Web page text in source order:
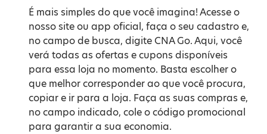
É mais simples do que você imagina! Acesse o
nosso site ou app oficial, faça o seu cadastro e,
no campo de busca, digite CNA Go. Aqui, você
verá todas as ofertas e cupons disponíveis
para essa loja no momento. Basta escolher o
que melhor corresponder ao que você procura,
copiar e ir para a loja. Faça as suas compras e,
no campo indicado, cole o código promocional
para garantir a sua economia.